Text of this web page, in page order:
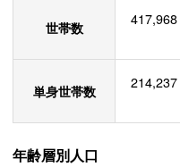
世帯数 417,968
単身世帯数 214,237
年齢層別人口